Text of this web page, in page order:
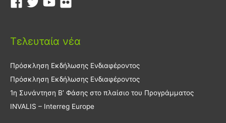
Τελευταία νέα
Πρόσκληση Εκδήλωσης Ενδιαφέροντος
Πρόσκληση Εκδήλωσης Ενδιαφέροντος
1η Συνάντηση Β’ Φάσης στο πλαίσιο του Προγράμματος
INVALIS – Interreg Europe